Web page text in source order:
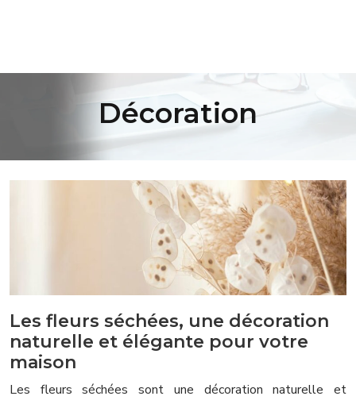
Décoration
Les fleurs séchées, une décoration
naturelle et élégante pour votre
maison
Les fleurs séchées sont une décoration naturelle et